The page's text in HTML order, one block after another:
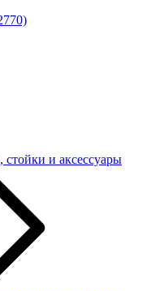
и аксессуары